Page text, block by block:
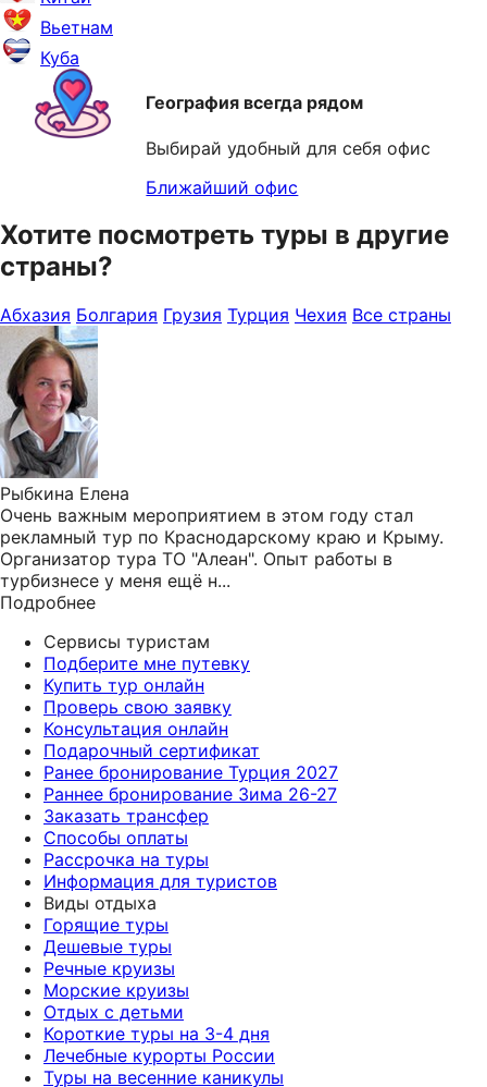
Вьетнам
Куба
География всегда рядом
Выбирай удобный для себя офис
Ближайший офис
Хотите посмотреть туры в другие
страны?
Абхазия Болгария Грузия Турция Чехия Все страны
Рыбкина Елена
Очень важным мероприятием в этом году стал
рекламный тур по Краснодарскому краю и Крыму.
Организатор тура ТО "Алеан". Опыт работы в
турбизнесе у меня ещё н...
Подробнее
Сервисы туристам
Подберите мне путевку
Купить тур онлайн
Проверь свою заявку
Консультация онлайн
Подарочный сертификат
Ранее бронирование Турция 2027
Раннее бронирование Зима 26-27
Заказать трансфер
Способы оплаты
Рассрочка на туры
Информация для туристов
Виды отдыха
Горящие туры
Дешевые туры
Речные круизы
Морские круизы
Отдых с детьми
Короткие туры на 3-4 дня
Лечебные курорты России
Туры на весенние каникулы